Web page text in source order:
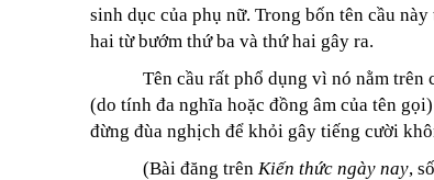
sinh dục của phụ nữ. Trong bốn tên cầu này
hai từ bướm thứ ba và thứ hai gây ra.
Tên cầu rất phổ dụng vì nó nằm trên
(do tính đa nghĩa hoặc đồng âm của tên
đừng đùa nghịch để khỏi gây tiếng cười
(Bài đăng trên Kiến thức ngày nay,